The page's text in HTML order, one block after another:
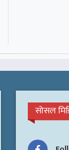
सोसल